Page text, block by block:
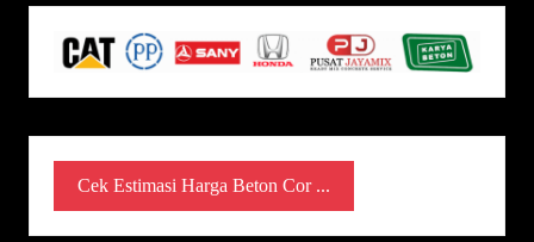
Cek Estimasi Harga Beton Cor ...